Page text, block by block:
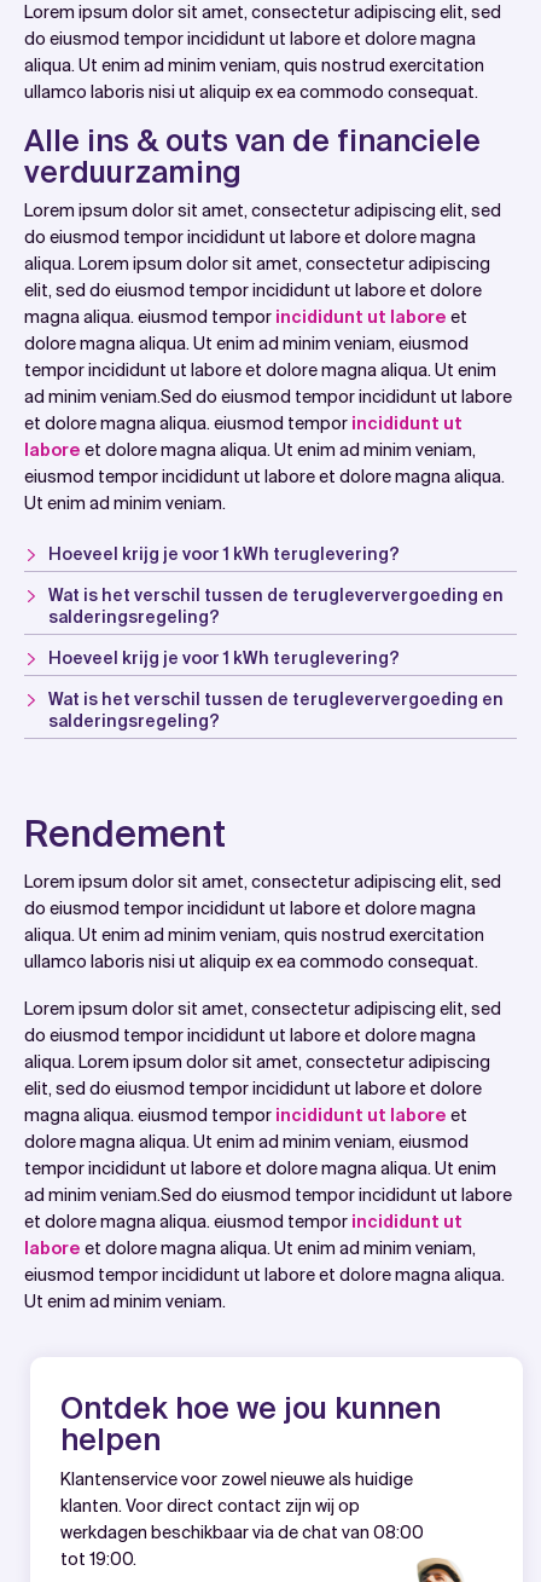
Lorem ipsum dolor sit amet, consectetur adipiscing elit, sed
do eiusmod tempor incididunt ut labore et dolore magna
aliqua. Ut enim ad minim veniam, quis nostrud exercitation
ullamco laboris nisi ut aliquip ex ea commodo consequat.
Alle ins & outs van de financiele
verduurzaming
Lorem ipsum dolor sit amet, consectetur adipiscing elit, sed
do eiusmod tempor incididunt ut labore et dolore magna
aliqua. Lorem ipsum dolor sit amet, consectetur adipiscing
elit, sed do eiusmod tempor incididunt ut labore et dolore
magna aliqua. eiusmod tempor incididunt ut labore et
dolore magna aliqua. Ut enim ad minim veniam, eiusmod
tempor incididunt ut labore et dolore magna aliqua. Ut enim
ad minim veniam.Sed do eiusmod tempor incididunt ut labore
et dolore magna aliqua. eiusmod tempor incididunt ut
labore et dolore magna aliqua. Ut enim ad minim veniam,
eiusmod tempor incididunt ut labore et dolore magna aliqua.
Ut enim ad minim veniam.
Hoeveel krijg je voor 1 kWh teruglevering?
Wat is het verschil tussen de terugleververgoeding en
salderingsregeling?
Hoeveel krijg je voor 1 kWh teruglevering?
Wat is het verschil tussen de terugleververgoeding en
salderingsregeling?
Rendement
Lorem ipsum dolor sit amet, consectetur adipiscing elit, sed
do eiusmod tempor incididunt ut labore et dolore magna
aliqua. Ut enim ad minim veniam, quis nostrud exercitation
ullamco laboris nisi ut aliquip ex ea commodo consequat.
Lorem ipsum dolor sit amet, consectetur adipiscing elit, sed
do eiusmod tempor incididunt ut labore et dolore magna
aliqua. Lorem ipsum dolor sit amet, consectetur adipiscing
elit, sed do eiusmod tempor incididunt ut labore et dolore
magna aliqua. eiusmod tempor incididunt ut labore et
dolore magna aliqua. Ut enim ad minim veniam, eiusmod
tempor incididunt ut labore et dolore magna aliqua. Ut enim
ad minim veniam.Sed do eiusmod tempor incididunt ut labore
et dolore magna aliqua. eiusmod tempor incididunt ut
labore et dolore magna aliqua. Ut enim ad minim veniam,
eiusmod tempor incididunt ut labore et dolore magna aliqua.
Ut enim ad minim veniam.
Ontdek hoe we jou kunnen
helpen
Klantenservice voor zowel nieuwe als huidige
klanten. Voor direct contact zijn wij op
werkdagen beschikbaar via de chat van 08:00
tot 19:00.